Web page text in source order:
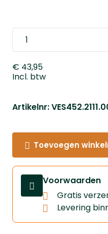
€ 43,95
Incl. btw
Artikelnr:
Toevoegen
Voorwaarden
Gratis
Levering